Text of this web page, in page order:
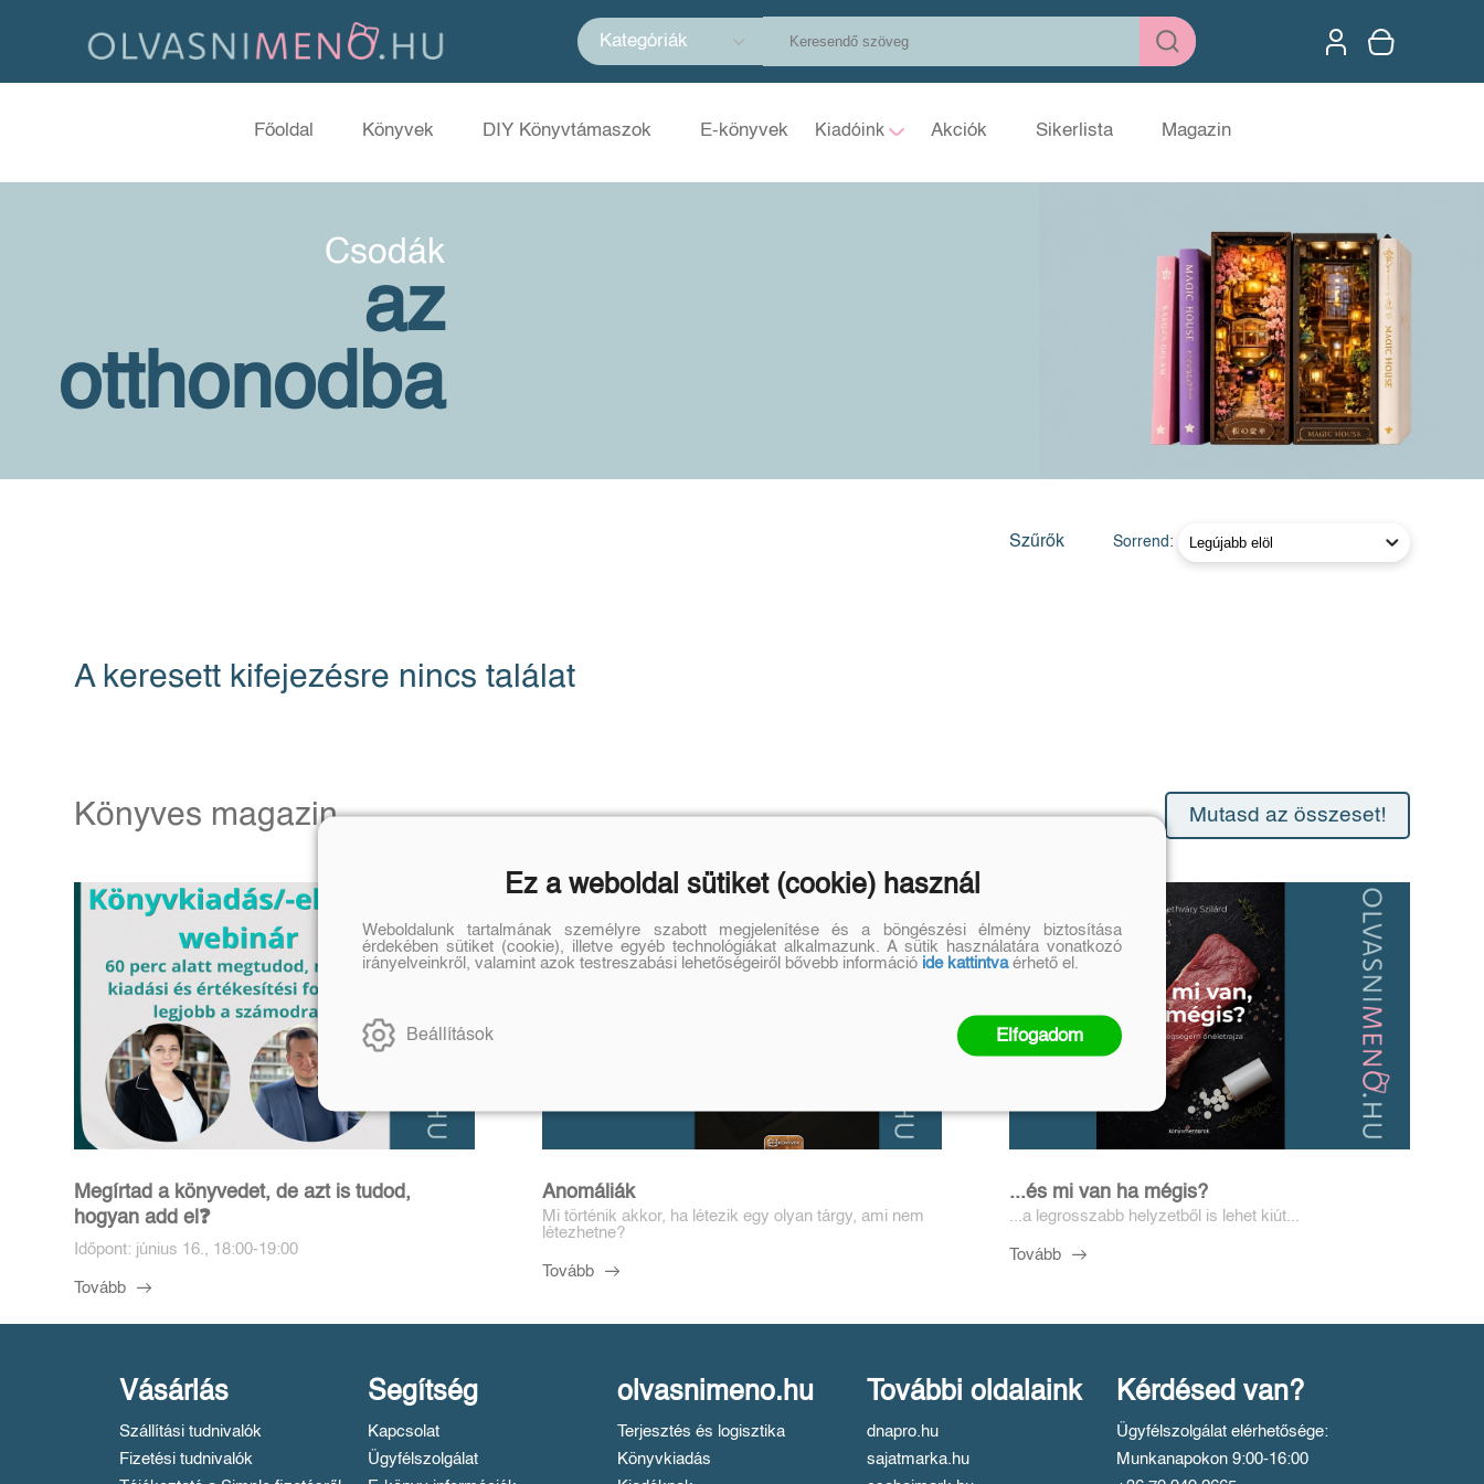
Kategóriák
Főoldal Könyvek DIY Könyvtámaszok E-könyvek Kiadóink Akciók Sikerlista Magazin
Csodák
az
otthonodba
Szűrők Sorrend:
A keresett kifejezésre nincs találat
Könyves magazin Mutasd az összeset!
Megírtad a könyvedet, de azt is tudod,
hogyan add el❓️
Időpont: június 16., 18:00-19:00
Tovább
Anomáliák
Mi történik akkor, ha létezik egy olyan tárgy, ami nem
létezhetne?
Tovább
...és mi van ha mégis?
...a legrosszabb helyzetből is lehet kiút...
Tovább
Vásárlás
Szállítási tudnivalók
Fizetési tudnivalók
Segítség
Kapcsolat
Ügyfélszolgálat
olvasnimeno.hu
Terjesztés és logisztika
Könyvkiadás
További oldalaink
dnapro.hu
sajatmarka.hu
Kérdésed van?
Ügyfélszolgálat elérhetősége:
Munkanapokon 9:00-16:00
Ez a weboldal sütiket (cookie) használ
Weboldalunk tartalmának személyre szabott megjelenítése és a böngészési élmény biztosítása
érdekében sütiket (cookie), illetve egyéb technológiákat alkalmazunk. A sütik használatára vonatkozó
irányelveinkről, valamint azok testreszabási lehetőségeiről bővebb információ ide kattintvaérhető el.
Beállítások Elfogadom